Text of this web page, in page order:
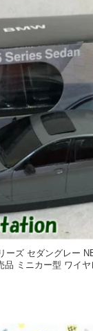
ーズ セダングレー
ミニカー型 ワイヤ